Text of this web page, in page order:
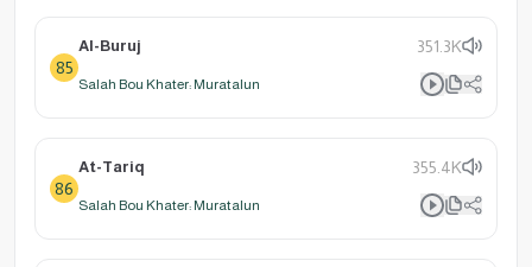
85
Al-Buruj 351.3K
Salah Bou Khater: Muratalun
86
At-Tariq 355.4K
Salah Bou Khater: Muratalun